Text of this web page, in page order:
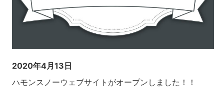
2020年4月13日
ハモンスノーウェブサイトがオープンしました！！